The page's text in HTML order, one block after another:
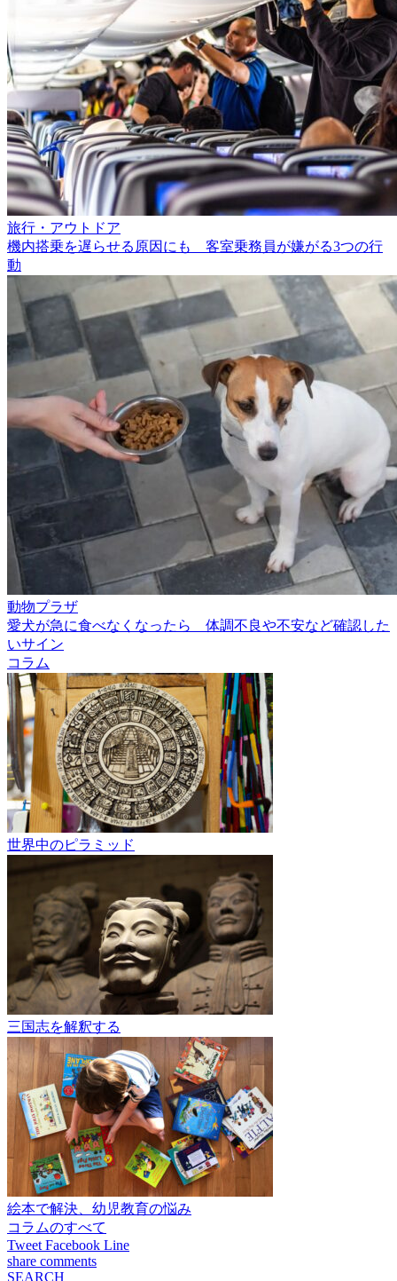
旅行・アウトドア
機内搭乗を遅らせる原因にも 客室乗務員が嫌がる3つの行
動
動物プラザ
愛犬が急に食べなくなったら 体調不良や不安など確認した
いサイン
コラム
世界中のピラミッド
三国志を解釈する
絵本で解決、幼児教育の悩み
コラムのすべて
Tweet Facebook Line
share comments
SEARCH